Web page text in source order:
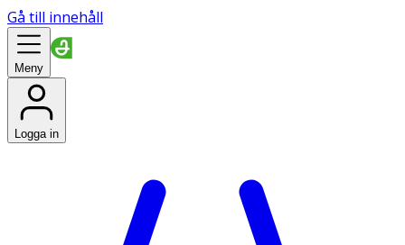
Gå till innehåll
Meny
Logga in